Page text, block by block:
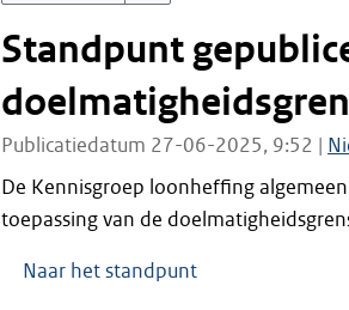
Standpunt
Publicatiedatum 27-06-2025, 9:52 |
De Kennisgroep loonheffing
toepassing van de
Naar het standpunt